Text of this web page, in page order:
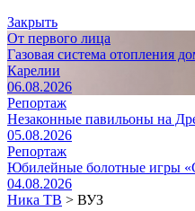
Закрыть
От первого лица
Газовая система отопления
Карелии
06.08.2026
Репортаж
Незаконные павильоны на
05.08.2026
Репортаж
Юбилейные болотные игры
04.08.2026
Ника ТВ > ВУЗ